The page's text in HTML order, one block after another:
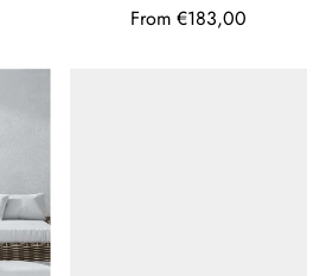
From €183,00